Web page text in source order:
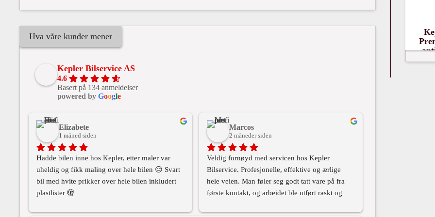
Hva våre kunder mener
Kepler Bilservice AS
4.6
Basert på 134 anmeldelser
powered by Google
Elizabete
1 måned siden
Hadde bilen inne hos Kepler, etter maler var
uheldig og fikk maling over hele bilen 😑 Svart
bil med hvite prikker over hele bilen inkludert
plastlister 🫣
Marcos
2 måneder siden
Veldig fornøyd med servicen hos Kepler
Bilservice. Profesjonelle, effektive og ærlige
hele veien. Man føler seg godt tatt vare på fra
første kontakt, og arbeidet ble utført raskt og
kr.